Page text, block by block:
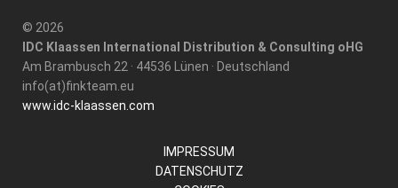
© 2026
IDC Klaassen International Distribution & Consulting oHG
Am Brambusch 22 · 44536 Lünen · Deutschland
info(at)finkteam.eu
www.idc-klaassen.com
IMPRESSUM
DATENSCHUTZ